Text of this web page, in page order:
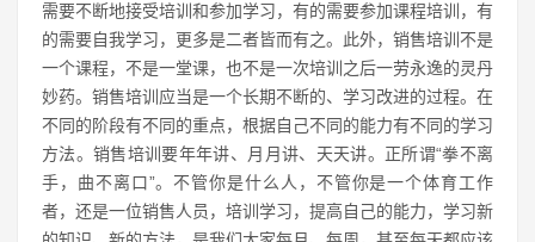
需要不断地接受培训和参加学习，有的需要参加课程培训，有
的需要自我学习，更多是二者皆而有之。此外，销售培训不是
一个课程，不是一堂课，也不是一次培训之后一劳永逸的灵丹
妙药。销售培训应当是一个长期不断的、学习改进的过程。在
不同的阶段有不同的重点，根据自己不同的能力有不同的学习
方法。销售培训要年年讲、月月讲、天天讲。正所谓“拳不离
手，曲不离口”。不管你是什么人，不管你是一个体育工作
者，还是一位销售人员，培训学习，提高自己的能力，学习新